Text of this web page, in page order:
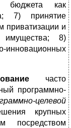
бюджета как
7) принятие
приватизации и
имущества; 8)
инновационных
часто
программно-
целевой
крупных
посредством